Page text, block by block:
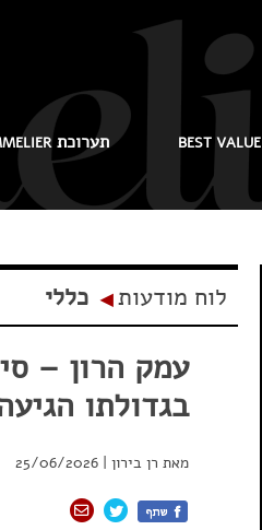
BEST VALUE תערוכת
לוח מודעות◂ כללי
עמק הרון –
בגדולתו
מאת רן בירון |
25/06/2026